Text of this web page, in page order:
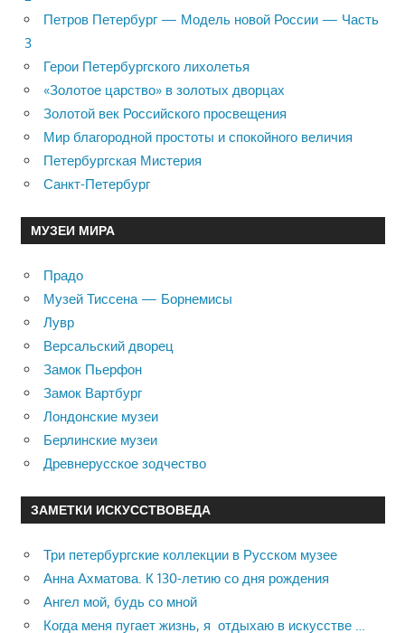
Петров Петербург — Модель новой России — Часть
3
Герои Петербургского лихолетья
«Золотое царство» в золотых дворцах
Золотой век Российского просвещения
Мир благородной простоты и спокойного величия
Петербургская Мистерия
Санкт-Петербург
МУЗЕИ МИРА
Прадо
Музей Тиссена — Борнемисы
Лувр
Версальский дворец
Замок Пьерфон
Замок Вартбург
Лондонские музеи
Берлинские музеи
Древнерусское зодчество
ЗАМЕТКИ ИСКУССТВОВЕДА
Три петербургские коллекции в Русском музее
Анна Ахматова. К 130-летию со дня рождения
Ангел мой, будь со мной
Когда меня пугает жизнь, я отдыхаю в искусстве …